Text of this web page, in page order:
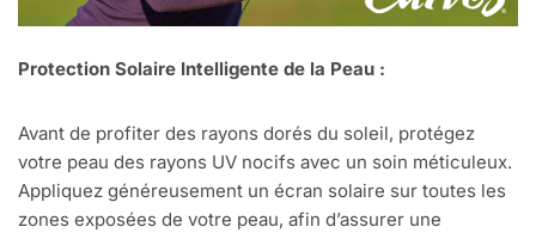
Protection Solaire Intelligente de la Peau :
Avant de profiter des rayons dorés du soleil, protégez
votre peau des rayons UV nocifs avec un soin méticuleux.
Appliquez généreusement un écran solaire sur toutes les
zones exposées de votre peau, afin d’assurer une